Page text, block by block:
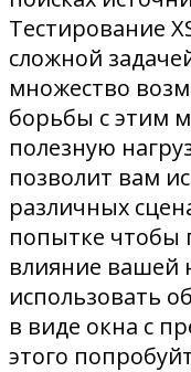
Тестирование
сложной
множество
борьбы с этим
полезную
позволит вам
различных
попытке чтобы
влияние вашей
использовать
в виде окна с
этого